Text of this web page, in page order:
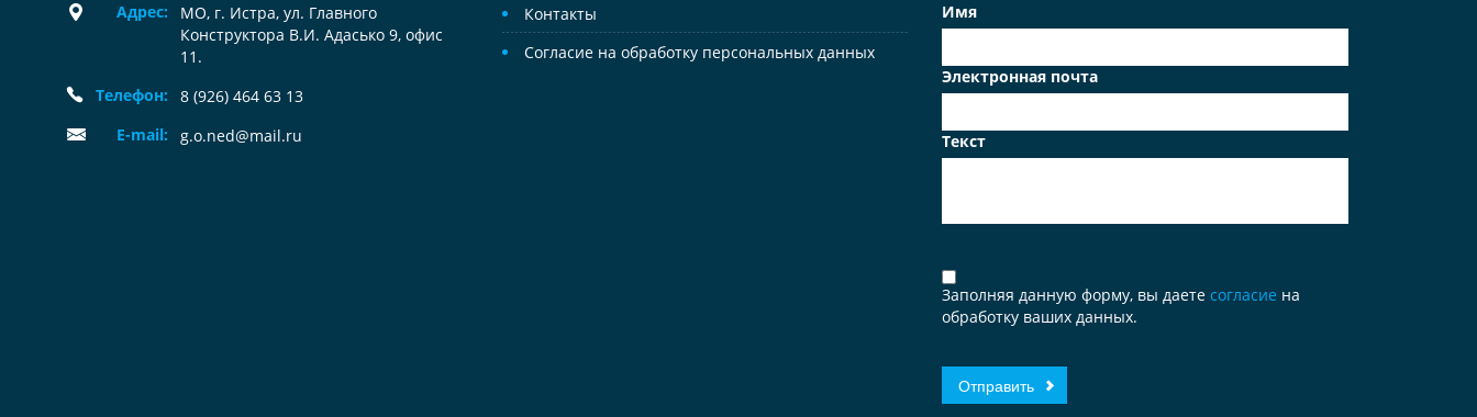
Адрес:
МО, г. Истра, ул. Главного
Конструктора В.И. Адасько 9, офис
11.
Телефон:
8 (926) 464 63 13
E-mail:
g.o.ned@mail.ru
Контакты
Согласие на обработку персональных данных
Имя
Электронная почта
Текст
Заполняя данную форму, вы даете согласие на
обработку ваших данных.